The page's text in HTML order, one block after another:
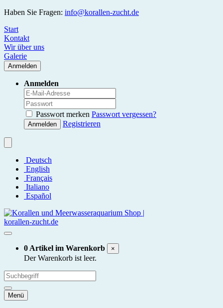
Haben Sie Fragen: info@korallen-zucht.de
Start
Kontakt
Wir über uns
Galerie
Anmelden
Anmelden
Passwort merken Passwort vergessen?
Anmelden Registrieren
Deutsch
English
Français
Italiano
Español
0 Artikel im Warenkorb ×
Der Warenkorb ist leer.
Menü